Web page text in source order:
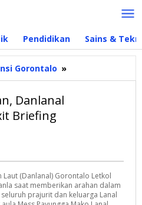
Pendidikan Sains &
Gorontalo »
Akhir
Danlanal
Briefing
Laut (Danlanal) Gorontalo Letkol
saat memberikan arahan dalam
prajurit dan keluarga Lanal